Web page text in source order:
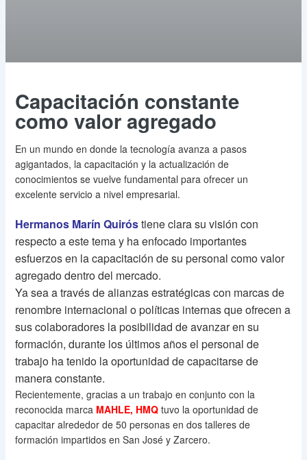
Capacitación constante
como valor agregado
En un mundo en donde la tecnología avanza a pasos
agigantados, la capacitación y la actualización de
conocimientos se vuelve fundamental para ofrecer un
excelente servicio a nivel empresarial.
Hermanos Marín Quiróstiene clara su visión con
respecto a este tema y ha enfocado importantes
esfuerzos en la capacitación de su personal como valor
agregado dentro del mercado.
Ya sea a través de alianzas estratégicas con marcas de
renombre internacional o políticas internas que ofrecen a
sus colaboradores la posibilidad de avanzar en su
formación, durante los últimos años el personal de
trabajo ha tenido la oportunidad de capacitarse de
manera constante.
Recientemente, gracias a un trabajo en conjunto con la
reconocida marca MAHLE, HMQtuvo la oportunidad de
capacitar alrededor de 50 personas en dos talleres de
formación impartidos en San José y Zarcero.